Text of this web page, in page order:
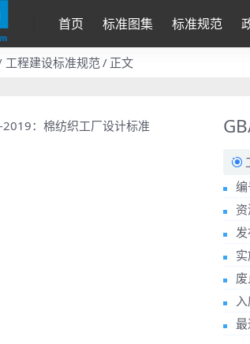
首页 标准图集 标准规范
工程建设标准规范 正文
编